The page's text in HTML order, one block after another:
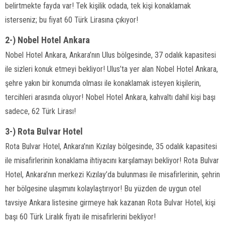
belirtmekte fayda var! Tek kişilik odada, tek kişi konaklamak
isterseniz; bu fiyat 60 Türk Lirasına çıkıyor!
2-) Nobel Hotel Ankara
Nobel Hotel Ankara, Ankara’nın Ulus bölgesinde, 37 odalık kapasitesi
ile sizleri konuk etmeyi bekliyor! Ulus’ta yer alan Nobel Hotel Ankara,
şehre yakın bir konumda olması ile konaklamak isteyen kişilerin,
tercihleri arasında oluyor! Nobel Hotel Ankara, kahvaltı dahil kişi başı
sadece, 62 Türk Lirası!
3-) Rota Bulvar Hotel
Rota Bulvar Hotel, Ankara’nın Kızılay bölgesinde, 35 odalık kapasitesi
ile misafirlerinin konaklama ihtiyacını karşılamayı bekliyor! Rota Bulvar
Hotel, Ankara’nın merkezi Kızılay’da bulunması ile misafirlerinin, şehrin
her bölgesine ulaşımını kolaylaştırıyor! Bu yüzden de uygun otel
tavsiye Ankara listesine girmeye hak kazanan Rota Bulvar Hotel, kişi
başı 60 Türk Liralık fiyatı ile misafirlerini bekliyor!